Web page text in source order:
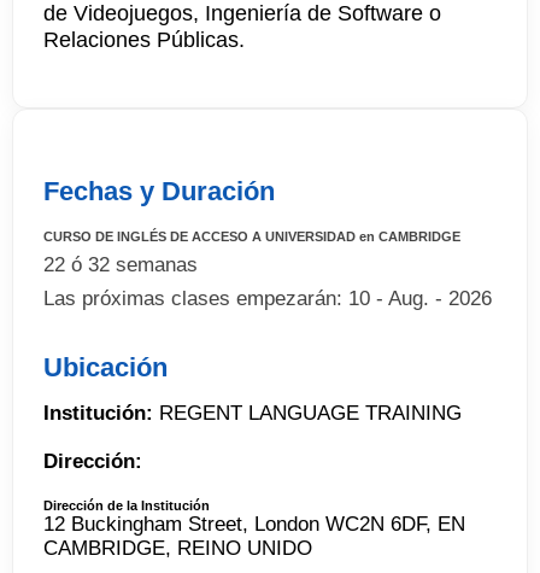
de Videojuegos, Ingeniería de Software o
Relaciones Públicas.
Fechas y Duración
CURSO DE INGLÉS DE ACCESO A UNIVERSIDAD en CAMBRIDGE
22 ó 32 semanas
Las próximas clases empezarán: 10 - Aug. - 2026
Ubicación
Institución: REGENT LANGUAGE TRAINING
Dirección:
Dirección de la Institución
12 Buckingham Street, London WC2N 6DF, EN
CAMBRIDGE, REINO UNIDO